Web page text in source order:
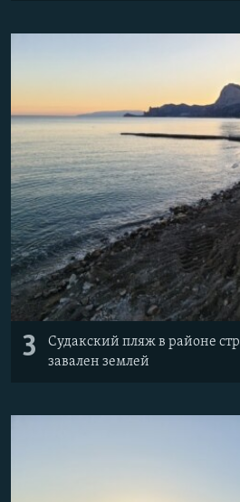
3
Судакский пляж в районе
завален землей